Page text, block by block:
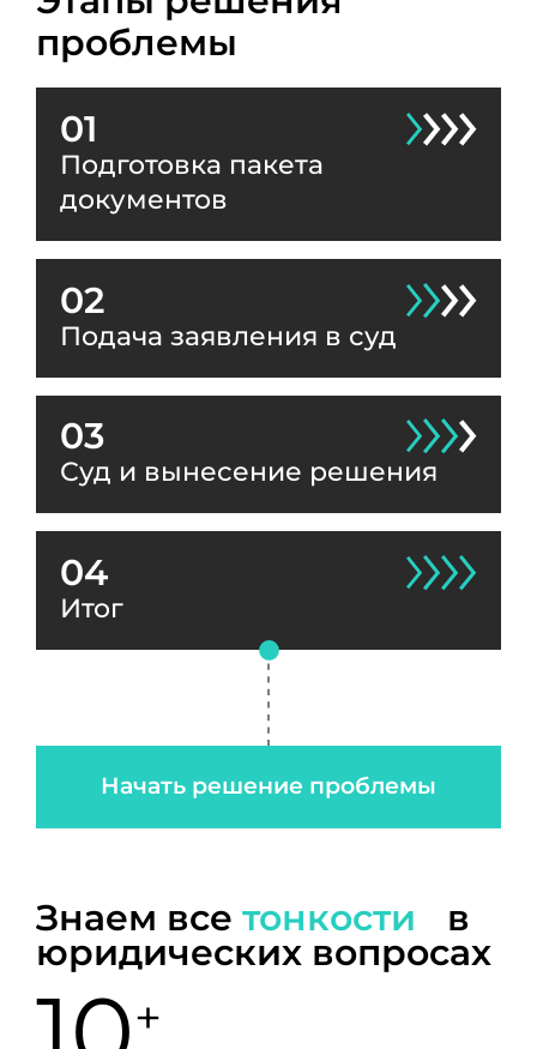
проблемы
01
Подготовка пакета
документов
02
Подача заявления в суд
03
Суд и вынесение решения
04
Итог
Начать решение проблемы
Знаем все тонкости в
юридических вопросах
+